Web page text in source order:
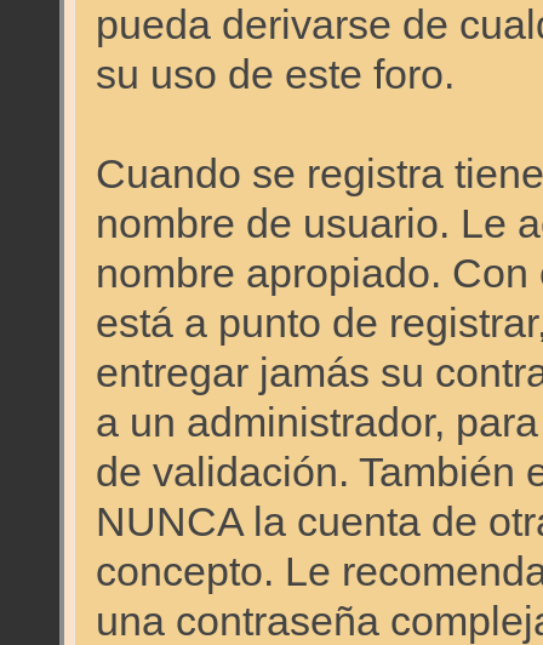
pueda derivarse de
su uso de este foro.
Cuando se registra
nombre de usuario. Le
nombre apropiado.
está a punto de
entregar jamás su
a un administrador,
de validación. También
NUNCA la cuenta de
concepto. Le
una contraseña